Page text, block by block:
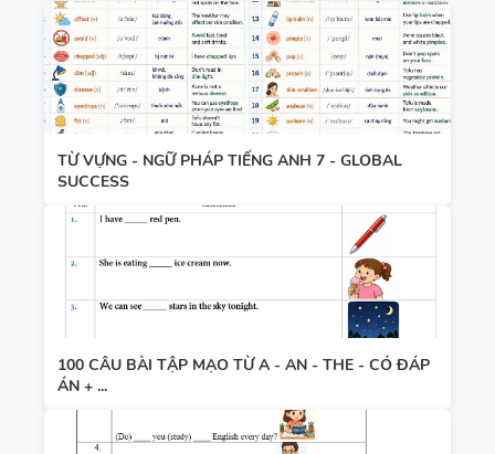
TỪ VỰNG - NGỮ PHÁP TIẾNG ANH 7 - GLOBAL
SUCCESS
100 CÂU BÀI TẬP MẠO TỪ A - AN - THE - CÓ ĐÁP
ÁN + ...